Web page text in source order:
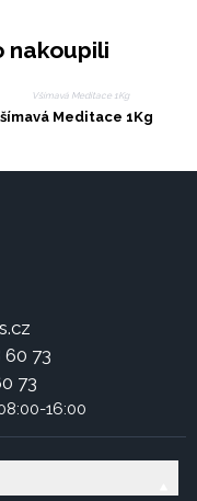
nakoupili
Meditace 1Kg
60 73
73
16:00